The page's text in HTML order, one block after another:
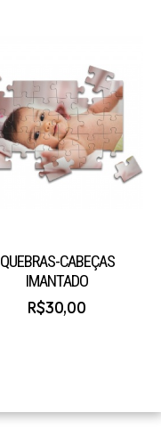
QUEBRAS-CABEÇAS
IMANTADO
R$30,00